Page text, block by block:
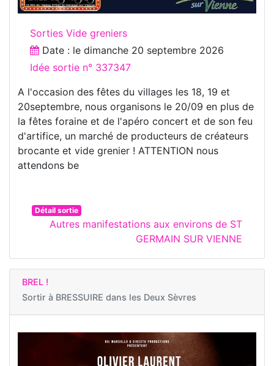
Sorties Vide greniers
Date : le dimanche 20 septembre 2026
Idée sortie n° 337347
A l'occasion des fêtes du villages les 18, 19 et
20septembre, nous organisons le 20/09 en plus de
la fêtes foraine et de l'apéro concert et de son feu
d'artifice, un marché de producteurs de créateurs
brocante et vide grenier ! ATTENTION nous
attendons be
Détail sortie
Autres manifestations aux environs de ST
GERMAIN SUR VIENNE
BREL !
Sortir à BRESSUIRE dans les Deux Sèvres